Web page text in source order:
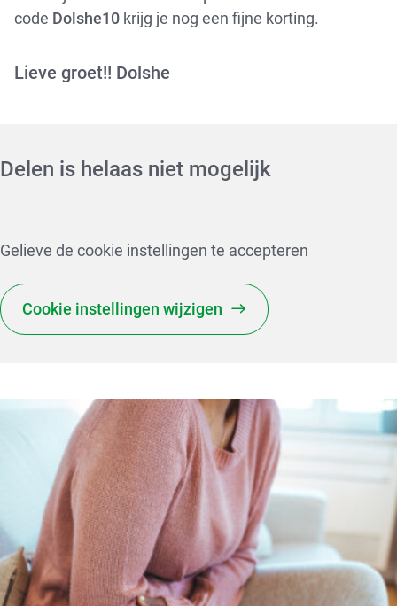
code Dolshe10 krijg je nog een fijne korting.
Lieve groet!! Dolshe
Delen is helaas niet mogelijk
Gelieve de cookie instellingen te accepteren
Cookie instellingen wijzigen